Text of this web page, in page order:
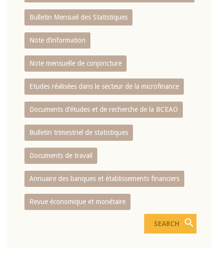
Bulletin Mensuel des Statistiques
Note d’information
Note mensuelle de conjoncture
Etudes réalisées dans le secteur de la microfinance
Documents d’études et de recherche de la BCEAO
Bulletin trimestriel de statistiques
Documents de travail
Annuaire des banques et établissements financiers
Revue économique et monétaire